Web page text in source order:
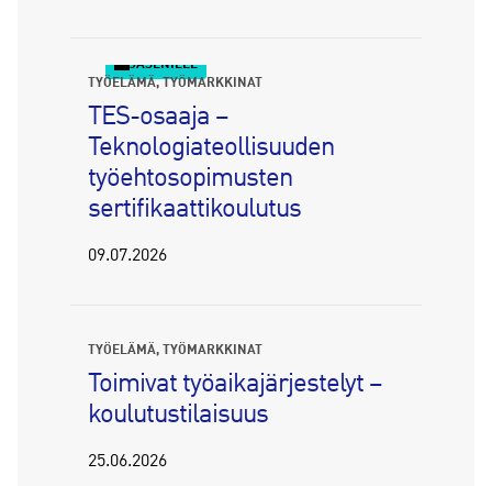
JÄSENILLE
TYÖELÄMÄ
TYÖMARKKINAT
TES-osaaja –
Teknologiateollisuuden
työehtosopimusten
sertifikaattikoulutus
09.07.2026
TYÖELÄMÄ TYÖMARKKINAT
Toimivat työaikajärjestelyt –
koulutustilaisuus
25.06.2026